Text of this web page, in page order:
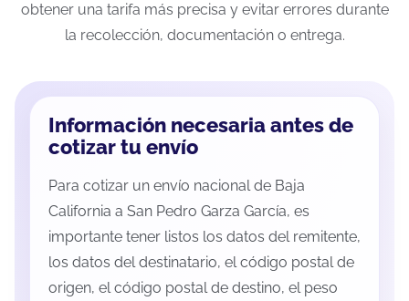
obtener una tarifa más precisa y evitar errores durante
la recolección, documentación o entrega.
Información necesaria antes de
cotizar tu envío
Para cotizar un envío nacional de Baja
California a San Pedro Garza García, es
importante tener listos los datos del remitente,
los datos del destinatario, el código postal de
origen, el código postal de destino, el peso